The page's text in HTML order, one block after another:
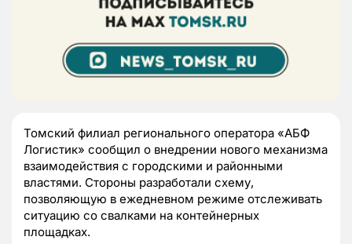
Томский филиал регионального оператора «АБФ
Логистик» сообщил о внедрении нового механизма
взаимодействия с городскими и районными
властями. Стороны разработали схему,
позволяющую в ежедневном режиме отслеживать
ситуацию со свалками на контейнерных
площадках.